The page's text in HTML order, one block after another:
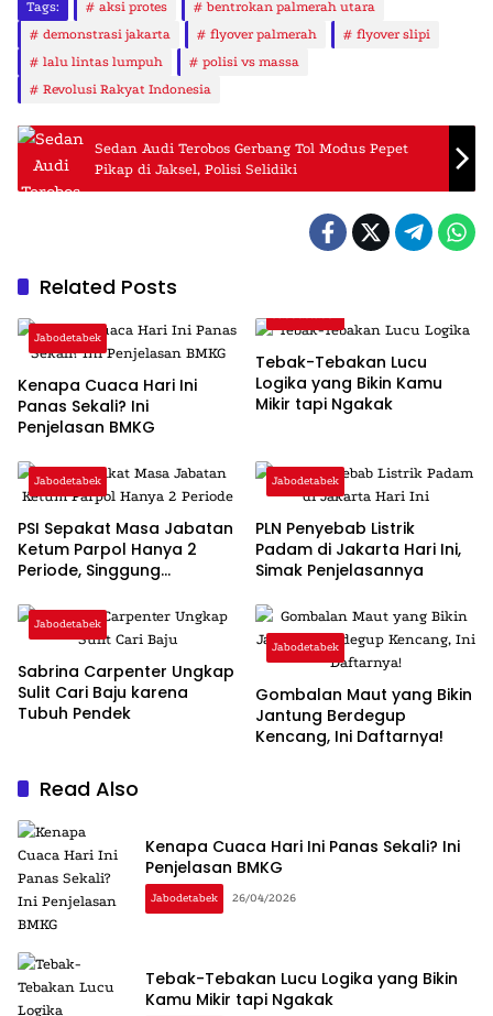
Tags: aksi protes
bentrokan palmerah utara
demonstrasi jakarta
flyover palmerah
flyover slipi
lalu lintas lumpuh
polisi vs massa
Revolusi Rakyat Indonesia
Sedan Audi Terobos Gerbang Tol Modus Pepet
Pikap di Jaksel, Polisi Selidiki
Related Posts
Jabodetabek
Kenapa Cuaca Hari Ini
Panas Sekali? Ini
Penjelasan BMKG
Tebak-Tebakan Lucu
Logika yang Bikin Kamu
Mikir tapi Ngakak
Jabodetabek
PSI Sepakat Masa Jabatan
Ketum Parpol Hanya 2
Periode, Singgung
‘Warisan’
Jabodetabek
PLN Penyebab Listrik
Padam di Jakarta Hari Ini,
Simak Penjelasannya
Jabodetabek
Sabrina Carpenter Ungkap
Sulit Cari Baju karena
Tubuh Pendek
Jabodetabek
Gombalan Maut yang Bikin
Jantung Berdegup
Kencang, Ini Daftarnya!
Read Also
Kenapa Cuaca Hari Ini Panas Sekali? Ini
Penjelasan BMKG
Jabodetabek 26/04/2026
Tebak-Tebakan Lucu Logika yang Bikin
Kamu Mikir tapi Ngakak